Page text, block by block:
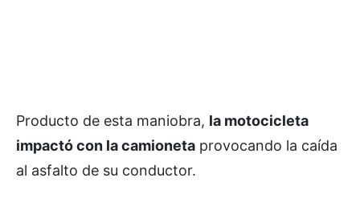
Producto de esta maniobra, la motocicleta
impactó con la camioneta provocando la caída
al asfalto de su conductor.